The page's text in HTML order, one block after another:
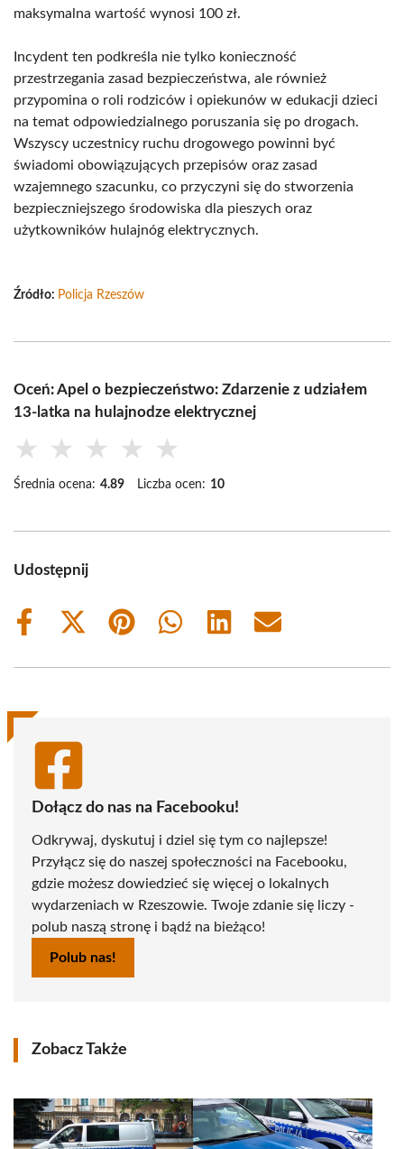
maksymalna wartość wynosi 100 zł.
Incydent ten podkreśla nie tylko konieczność
przestrzegania zasad bezpieczeństwa, ale również
przypomina o roli rodziców i opiekunów w edukacji dzieci
na temat odpowiedzialnego poruszania się po drogach.
Wszyscy uczestnicy ruchu drogowego powinni być
świadomi obowiązujących przepisów oraz zasad
wzajemnego szacunku, co przyczyni się do stworzenia
bezpieczniejszego środowiska dla pieszych oraz
użytkowników hulajnóg elektrycznych.
Źródło: Policja Rzeszów
Oceń: Apel o bezpieczeństwo: Zdarzenie z udziałem
13-latka na hulajnodze elektrycznej
★ ★ ★ ★ ★
Średnia ocena: 4.89 Liczba ocen: 10
Udostępnij
Share
Share
(Twitter)
Share
Share
Share
Share
Dołącz do nas na Facebooku!
Odkrywaj, dyskutuj i dziel się tym co najlepsze!
Przyłącz się do naszej społeczności na Facebooku,
gdzie możesz dowiedzieć się więcej o lokalnych
wydarzeniach w Rzeszowie. Twoje zdanie się liczy -
polub naszą stronę i bądź na bieżąco!
Polub nas!
Zobacz Także